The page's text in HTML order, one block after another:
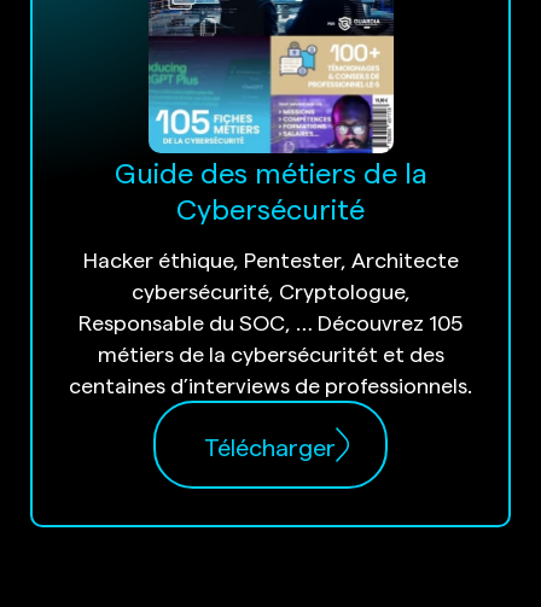
Guide des métiers de la
Cybersécurité
Hacker éthique, Pentester, Architecte
cybersécurité, Cryptologue,
Responsable du SOC, … Découvrez 105
métiers de la cybersécuritét et des
centaines d’interviews de professionnels.
Télécharger